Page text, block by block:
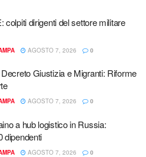
colpiti dirigenti del settore militare
AGOSTO 7, 2026 0
Giustizia e Migranti: Riforme
AGOSTO 7, 2026 0
a hub logistico in Russia:
dipendenti
AGOSTO 7, 2026 0